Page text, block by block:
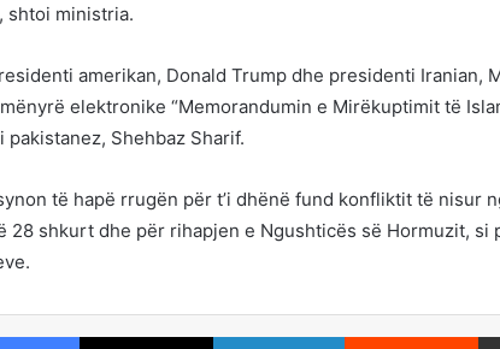
shtoi ministria.
amerikan, Donald Trump dhe presidenti Iranian,
elektronike “Memorandumin e Mirëkuptimit të
pakistanez, Shehbaz Sharif.
të hapë rrugën për t’i dhënë fund konfliktit të nisur
28 shkurt dhe për rihapjen e Ngushticës së Hormuzit, si
Facebook X LinkedIn Reddit